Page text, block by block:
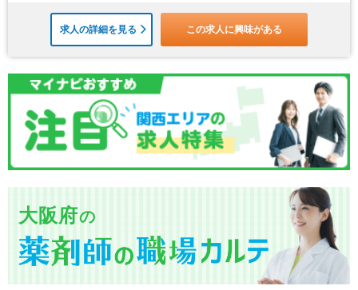
求人の詳細を見る この求人に興味がある
大阪府の